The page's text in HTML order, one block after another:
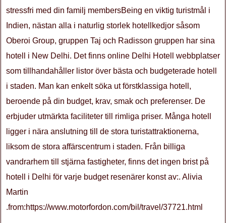
stressfri med din familj membersBeing en viktig turistmål i
Indien, nästan alla i naturlig storlek hotellkedjor såsom
Oberoi Group, gruppen Taj och Radisson gruppen har sina
hotell i New Delhi. Det finns online Delhi Hotell webbplatser
som tillhandahåller listor över bästa och budgeterade hotell
i staden. Man kan enkelt söka ut förstklassiga hotell,
beroende på din budget, krav, smak och preferenser. De
erbjuder utmärkta faciliteter till rimliga priser. Många hotell
ligger i nära anslutning till de stora turistattraktionerna,
liksom de stora affärscentrum i staden. Från billiga
vandrarhem till stjärna fastigheter, finns det ingen brist på
hotell i Delhi för varje budget resenärer konst av:. Alivia
Martin
.from:https://www.motorfordon.com/bil/travel/37721.html